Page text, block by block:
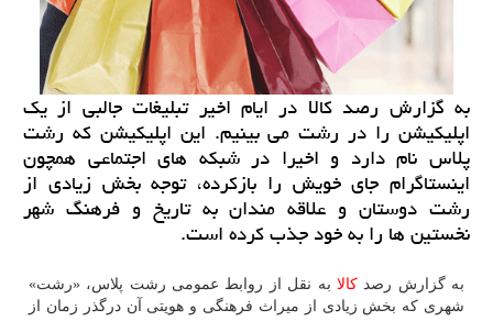
به گزارش رصد كالا در ایام اخیر تبلیغات جالبی از یك
اپلیكیشن را در رشت می بینیم. این اپلیكیشن كه رشت
پلاس نام دارد و اخیرا در شبكه های اجتماعی همچون
اینستاگرام جای خویش را بازكرده، توجه بخش زیادی از
رشت دوستان و علاقه مندان به تاریخ و فرهنگ شهر
نخستین ها را به خود جذب كرده است.
به گزارش رصدكالا به نقل از روابط عمومی رشت پلاس، «رشت»
شهری كه بخش زیادی از میراث فرهنگی و هویتی آن درگذر زمان از